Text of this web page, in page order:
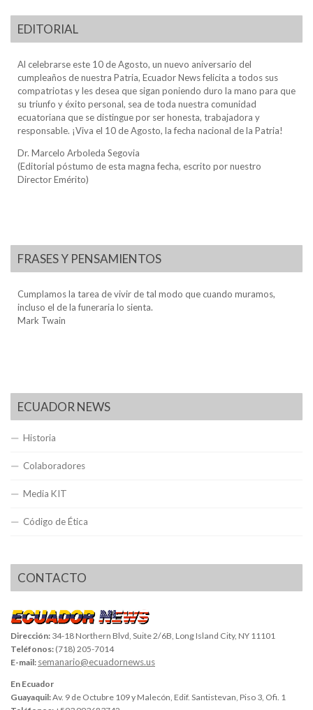
EDITORIAL
Al celebrarse este 10 de Agosto, un nuevo aniversario del
cumpleaños de nuestra Patria, Ecuador News felicita a todos sus
compatriotas y les desea que sigan poniendo duro la mano para que
su triunfo y éxito personal, sea de toda nuestra comunidad
ecuatoriana que se distingue por ser honesta, trabajadora y
responsable. ¡Viva el 10 de Agosto, la fecha nacional de la Patria!
Dr. Marcelo Arboleda Segovia
(Editorial póstumo de esta magna fecha, escrito por nuestro
Director Emérito)
FRASES Y PENSAMIENTOS
Cumplamos la tarea de vivir de tal modo que cuando muramos,
incluso el de la funeraria lo sienta.
Mark Twain
ECUADOR NEWS
Historia
Colaboradores
Media KIT
Código de Ética
CONTACTO
Dirección: 34-18 Northern Blvd, Suite 2/6B, Long Island City, NY 11101
Teléfonos: (718) 205-7014
E-mail: semanario@ecuadornews.us
En Ecuador
Guayaquil:Av. 9 de Octubre 109 y Malecón, Edif. Santistevan, Piso 3, Ofi. 1